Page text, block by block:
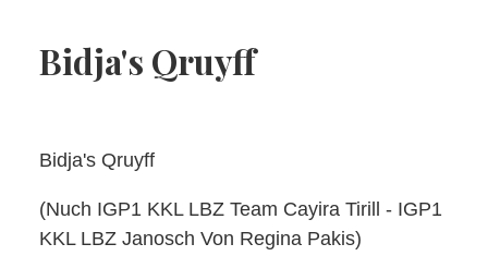
Bidja's Qruyff
Bidja's Qruyff
(Nuch IGP1 KKL LBZ Team Cayira Tirill - IGP1
KKL LBZ Janosch Von Regina Pakis)